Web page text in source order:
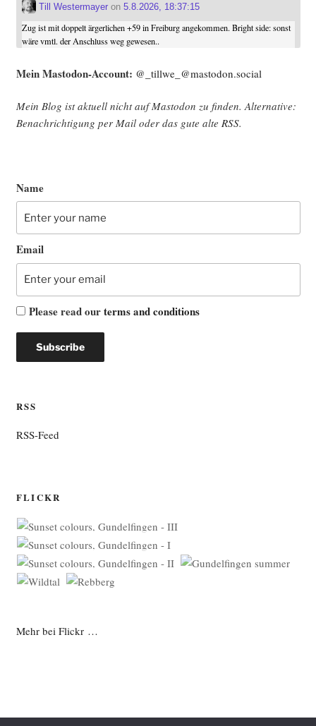
Till Westermayeron 5.8.2026, 18:37:15
Zug ist mit doppelt ärgerlichen +59 in Freiburg angekommen. Bright side: sonst
wäre vmtl. der Anschluss weg gewesen..
Mein Mast­o­don-Account: @_tillwe_@mastodon.social
Mein Blog ist aktu­ell nicht auf Mast­o­don zu fin­den. Alter­na­ti­ve:
Benach­rich­ti­gung per Mail oder das gute alte RSS.
Name
Email
Please read ourterms and conditions
RSS
RSS-Feed
FLICKR
Mehr bei Flickr …